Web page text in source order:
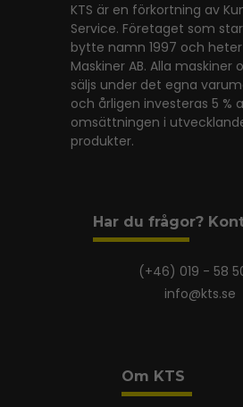
KTS är en förkortning av
Service. Företaget som
bytte namn 1997 och heter
Maskiner AB. Alla maskiner
säljs under det egna
och årligen investeras 5 %
omsättningen i
produkter.
Har du frågor?
(+46) 019 - 58
info@kts.se
Om KTS